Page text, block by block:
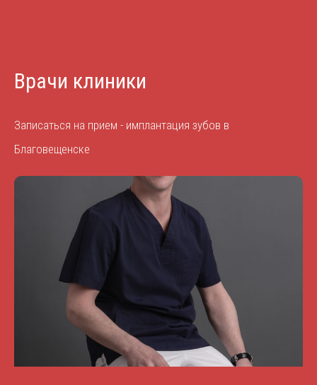
Врачи клиники
Записаться на прием - имплантация зубов в
Благовещенске